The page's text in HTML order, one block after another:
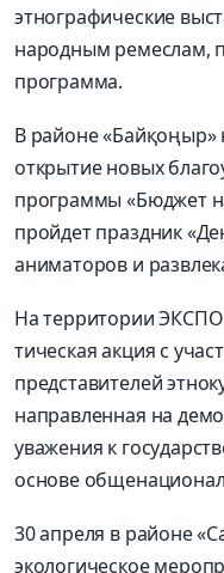
этнографические
народным ремеслам,
программа.
В районе
открытие новых
программы «Бюджет
пройдет праздник
аниматоров и
На территории
тическая акция с
представителей
направленная на
уважения к
основе
30 апреля в районе
экологическое